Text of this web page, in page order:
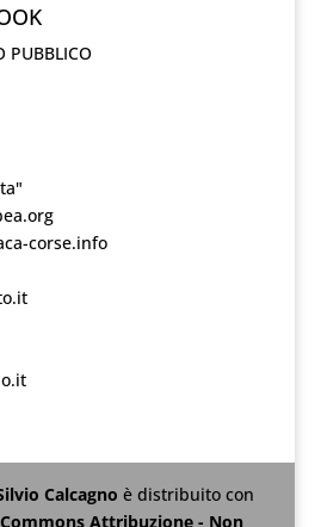
PUBBLICO
corse.info
Calcagnoè distribuito con
Attribuzione - Non